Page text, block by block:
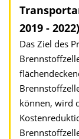
2019 - 2022)
Das Ziel des
können, wird